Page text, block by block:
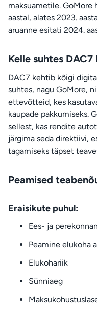
maksuametile. GoMore
aastal, alates 2023.
aruanne esitati 2024.
Kelle suhtes DAC7
DAC7 kehtib kõigi
suhtes, nagu GoMore,
ettevõtteid, kes
kaupade pakkumiseks.
sellest, kas rendite
järgima seda direktiivi,
tagamiseks täpset
Peamised
Eraisikute puhul:
Ees- ja
Peamine elukoha
Elukohariik
Sünniaeg